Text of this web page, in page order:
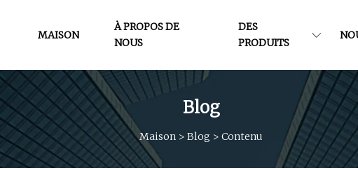
MAISON
À PROPOS DE
NOUS
DES
PRODUITS
Blog
Maison > Blog > Contenu